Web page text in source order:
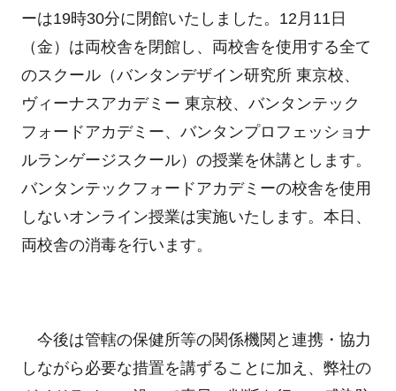
ーは19時30分に閉館いたしました。12月11日
（金）は両校舎を閉館し、両校舎を使用する全て
のスクール（バンタンデザイン研究所 東京校、
ヴィーナスアカデミー 東京校、バンタンテック
フォードアカデミー、バンタンプロフェッショナ
ルランゲージスクール）の授業を休講とします。
バンタンテックフォードアカデミーの校舎を使用
しないオンライン授業は実施いたします。本日、
両校舎の消毒を行います。
今後は管轄の保健所等の関係機関と連携・協力
しながら必要な措置を講ずることに加え、弊社の